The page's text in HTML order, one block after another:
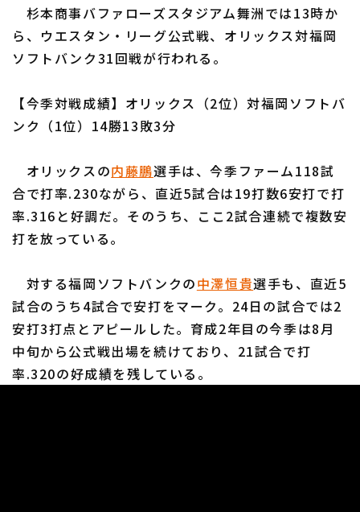
杉本商事バファローズスタジアム舞洲では13時か
ら、ウエスタン・リーグ公式戦、オリックス対福岡
ソフトバンク31回戦が行われる。
【今季対戦成績】オリックス（2位）対福岡ソフトバ
ンク（1位）14勝13敗3分
オリックスの内藤鵬選手は、今季ファーム118試
合で打率.230ながら、直近5試合は19打数6安打で打
率.316と好調だ。そのうち、ここ2試合連続で複数安
打を放っている。
対する福岡ソフトバンクの中澤恒貴選手も、直近5
試合のうち4試合で安打をマーク。24日の試合では2
安打3打点とアピールした。育成2年目の今季は8月
中旬から公式戦出場を続けており、21試合で打
率.320の好成績を残している。